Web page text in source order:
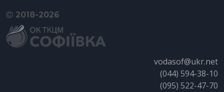
2018-2026
vodasof@ukr.net
(044) 594-38-10
(095) 522-47-70